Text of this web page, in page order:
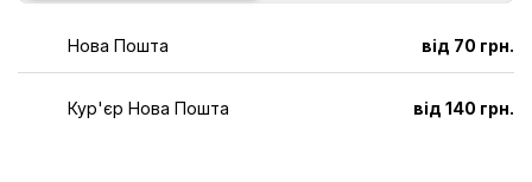
Нова Пошта від 70 грн.
Кур'єр Нова Пошта від 140 грн.